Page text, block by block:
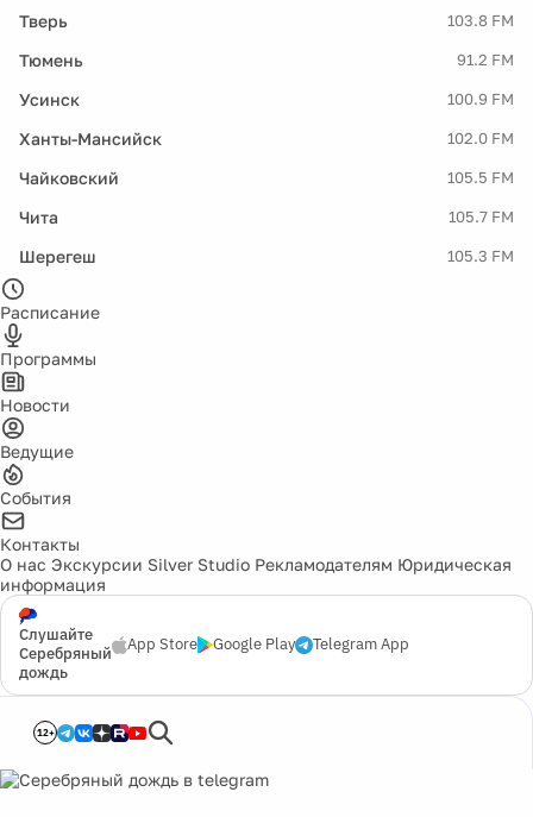
Тверь 103.8 FM
Тюмень 91.2 FM
Усинск 100.9 FM
Ханты-Мансийск 102.0 FM
Чайковский 105.5 FM
Чита 105.7 FM
Шерегеш 105.3 FM
Расписание
Программы
Новости
Ведущие
События
Контакты
О нас Экскурсии Silver Studio Рекламодателям Юридическая
информация
Слушайте
Серебряный
дождь
App Store Google Play Telegram App
12+